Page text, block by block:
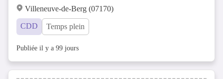
Villeneuve-de-Berg (07170)
CDD Temps plein
Publiée il y a 99 jours